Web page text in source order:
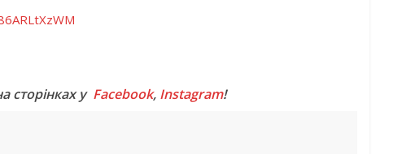
сторінках у Facebook, Instagram!